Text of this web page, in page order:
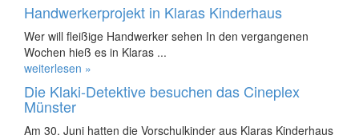
Handwerkerprojekt in Klaras Kinderhaus
Wer will fleißige Handwerker sehen In den vergangenen
Wochen hieß es in Klaras ...
weiterlesen »
Die Klaki-Detektive besuchen das Cineplex
Münster
Am 30. Juni hatten die Vorschulkinder aus Klaras Kinderhaus